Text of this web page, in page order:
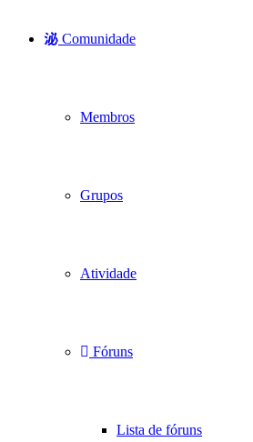
Comunidade
Membros
Grupos
Atividade
Fóruns
Lista de fóruns